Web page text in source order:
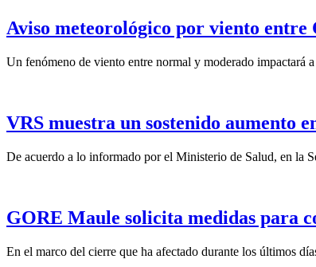
Aviso meteorológico por viento
Un fenómeno de viento entre normal y moderado impactará
VRS muestra un sostenido aumento
De acuerdo a lo informado por el Ministerio de Salud, en la
GORE Maule solicita medidas para
En el marco del cierre que ha afectado durante los últimos